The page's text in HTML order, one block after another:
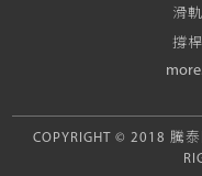
滑軌
撐桿
COPYRIGHT © 2018 騰